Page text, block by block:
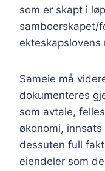
som er skapt i
samboerskapet/
ekteskapslovens
Sameie må
dokumenteres
som avtale,
økonomi,
dessuten full
eiendeler som